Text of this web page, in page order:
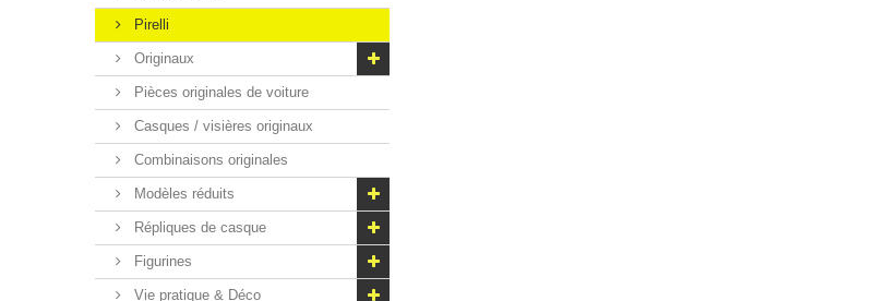
Pirelli
Originaux
Pièces originales de voiture
Casques / visières originaux
Combinaisons originales
Modèles réduits
Répliques de casque
Figurines
Vie pratique & Déco